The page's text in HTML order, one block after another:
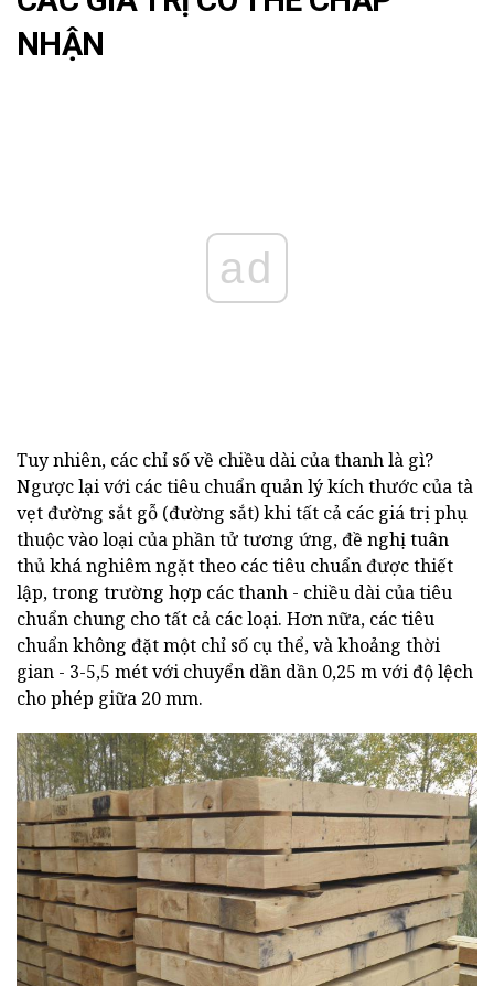
NHẬN
ad
Tuy nhiên, các chỉ số về chiều dài của thanh là gì?
Ngược lại với các tiêu chuẩn quản lý kích thước của tà
vẹt đường sắt gỗ (đường sắt) khi tất cả các giá trị phụ
thuộc vào loại của phần tử tương ứng, đề nghị tuân
thủ khá nghiêm ngặt theo các tiêu chuẩn được thiết
lập, trong trường hợp các thanh - chiều dài của tiêu
chuẩn chung cho tất cả các loại. Hơn nữa, các tiêu
chuẩn không đặt một chỉ số cụ thể, và khoảng thời
gian - 3-5,5 mét với chuyển dần dần 0,25 m với độ lệch
cho phép giữa 20 mm.